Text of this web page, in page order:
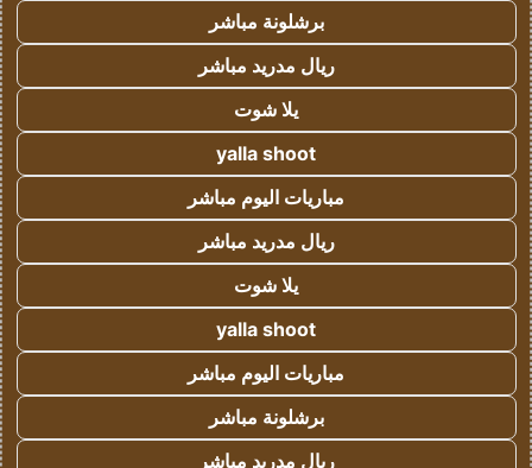
برشلونة مباشر
ريال مدريد مباشر
يلا شوت
yalla shoot
مباريات اليوم مباشر
ريال مدريد مباشر
يلا شوت
yalla shoot
مباريات اليوم مباشر
برشلونة مباشر
ريال مدريد مباشر